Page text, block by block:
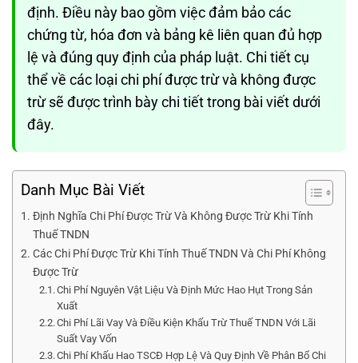
định. Điều này bao gồm việc đảm bảo các
chứng từ, hóa đơn và bảng kê liên quan đủ hợp
lệ và đúng quy định của pháp luật. Chi tiết cụ
thể về các loại chi phí được trừ và không được
trừ sẽ được trình bày chi tiết trong bài viết dưới
đây.
Danh Mục Bài Viết
Định Nghĩa Chi Phí Được Trừ Và Không Được Trừ Khi Tính
Thuế TNDN
Các Chi Phí Được Trừ Khi Tính Thuế TNDN Và Chi Phí Không
Được Trừ
Chi Phí Nguyên Vật Liệu Và Định Mức Hao Hụt Trong Sản
Xuất
Chi Phí Lãi Vay Và Điều Kiện Khấu Trừ Thuế TNDN Với Lãi
Suất Vay Vốn
Chi Phí Khấu Hao TSCĐ Hợp Lệ Và Quy Định Về Phân Bổ Chi